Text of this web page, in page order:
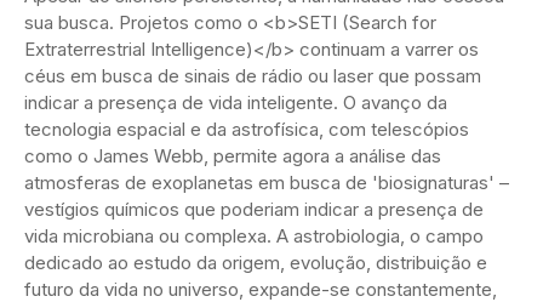
sua busca. Projetos como o <b>SETI (Search for
Extraterrestrial Intelligence)</b> continuam a varrer os
céus em busca de sinais de rádio ou laser que possam
indicar a presença de vida inteligente. O avanço da
tecnologia espacial e da astrofísica, com telescópios
como o James Webb, permite agora a análise das
atmosferas de exoplanetas em busca de 'biosignaturas' –
vestígios químicos que poderiam indicar a presença de
vida microbiana ou complexa. A astrobiologia, o campo
dedicado ao estudo da origem, evolução, distribuição e
futuro da vida no universo, expande-se constantemente,